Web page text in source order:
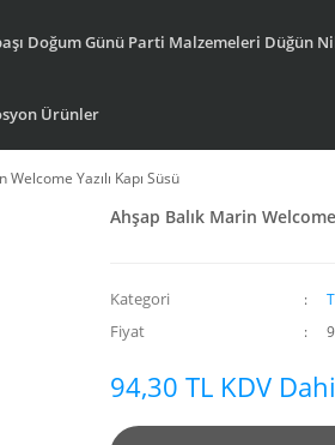
Doğum Günü Parti Malzemeleri Düğün
Ürünler
Yazılı Kapı Süsü
Ahşap Balık Marin Welcome
Kategori
Fiyat
94,30 TL KDV